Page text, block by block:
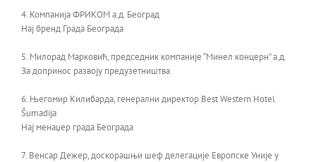
4. Компанија ФРИКОМ а.д. Београд
Нај бренд Града Београда
5. Милорад Марковић, председник компаније “Минел концерн” а.д.
За допринос развоју предузетништва
6. Његомир Килибарда, генерални директор Best Western Hotel
Šumadija
Нај менаџер града Београда
7. Венсар Дежер, доскорашњи шеф делегације Европске Уније у